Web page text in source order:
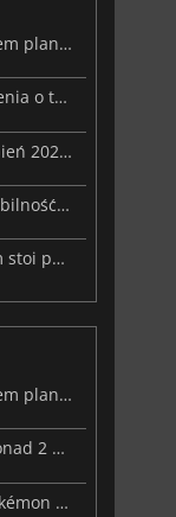
MARVEL Tōkon debiutuje wraz z ujawnieniem planu rozwoju na pierwszy rok
Wyciek ceny Steam Frame przekreśla marzenia o tanim zestawie VR
Premiery gier wideo w tym tygodniu – sierpień 2026 r. (32. tydzień)
Nowa aktualizacja w Palworld poprawia stabilność Sunreach i walk z bossami
Projekt Helix znów w grze, przyszłość Steam stoi pod znakiem zapytania
MARVEL Tōkon debiutuje wraz z ujawnieniem planu rozwoju na pierwszy rok
Resident Evil: Veronica znalazł się już na ponad 2 milionach list życzeń
Beast of Reincarnation: twórcy serii gier Pokémon wkraczają na nową ścieżkę